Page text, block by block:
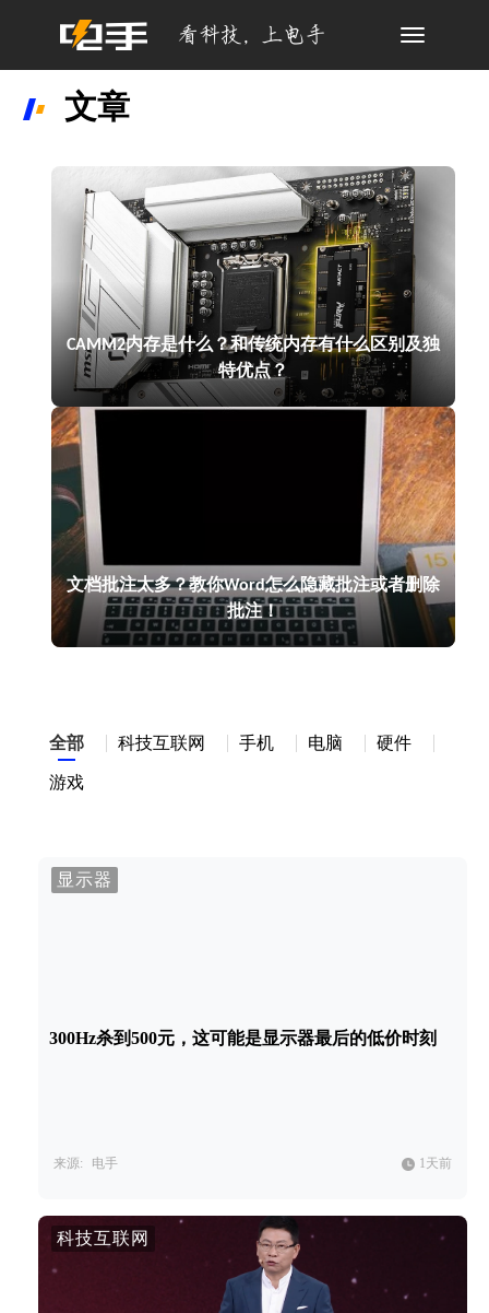
Toggle
文章
CAMM2内存是什么？和传统内存有什么区别及独
特优点？
文档批注太多？教你Word怎么隐藏批注或者删除
批注！
全部 科技互联网 手机 电脑 硬件
游戏
显示器
300Hz杀到500元，这可能是显示器最后的低价时刻
来源: 电手 1天前
科技互联网